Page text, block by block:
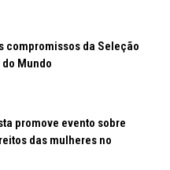
compromissos da Seleção
Mundo
promove evento sobre
das mulheres no